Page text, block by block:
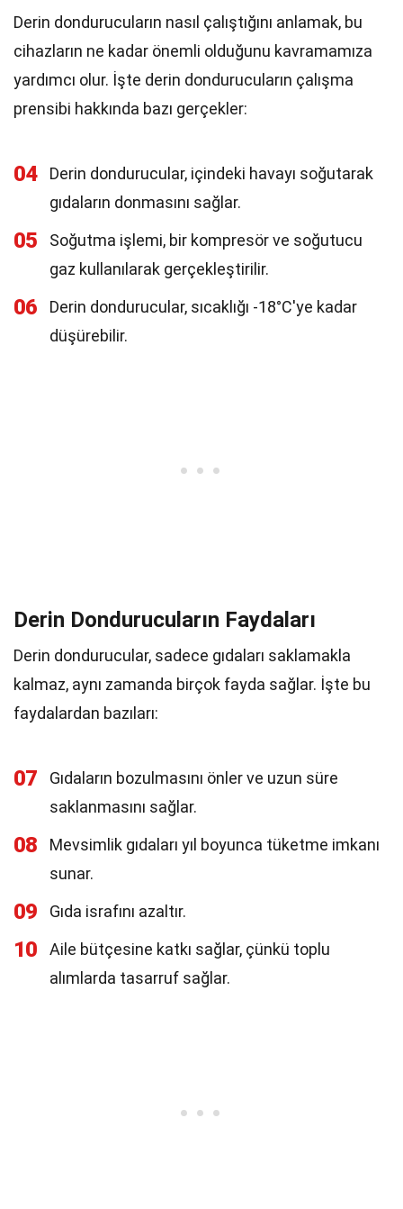
Derin dondurucuların nasıl çalıştığını anlamak, bu
cihazların ne kadar önemli olduğunu kavramamıza
yardımcı olur. İşte derin dondurucuların çalışma
prensibi hakkında bazı gerçekler:
04
Derin dondurucular, içindeki havayı soğutarak
gıdaların donmasını sağlar.
05
Soğutma işlemi, bir kompresör ve soğutucu
gaz kullanılarak gerçekleştirilir.
06
Derin dondurucular, sıcaklığı -18°C'ye kadar
düşürebilir.
Derin Dondurucuların Faydaları
Derin dondurucular, sadece gıdaları saklamakla
kalmaz, aynı zamanda birçok fayda sağlar. İşte bu
faydalardan bazıları:
07
Gıdaların bozulmasını önler ve uzun süre
saklanmasını sağlar.
08
Mevsimlik gıdaları yıl boyunca tüketme imkanı
sunar.
09 Gıda israfını azaltır.
10
Aile bütçesine katkı sağlar, çünkü toplu
alımlarda tasarruf sağlar.